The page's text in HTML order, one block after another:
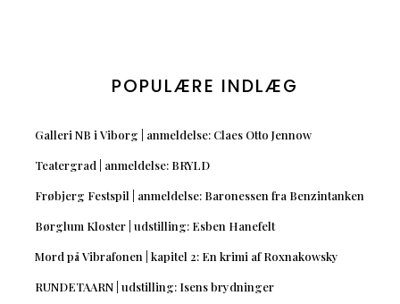
POPULÆRE INDLÆG
Galleri NB i Viborg | anmeldelse: Claes Otto Jennow
Teatergrad | anmeldelse: BRYLD
Frøbjerg Festspil | anmeldelse: Baronessen fra Benzintanken
Børglum Kloster | udstilling: Esben Hanefelt
Mord på Vibrafonen | kapitel 2: En krimi af Roxnakowsky
RUNDETAARN | udstilling: Isens brydninger